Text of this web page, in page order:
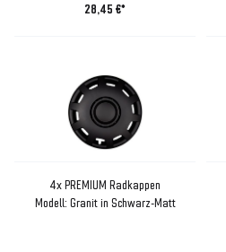
28,45 €*
4x PREMIUM Radkappen
Modell: Granit in Schwarz-Matt